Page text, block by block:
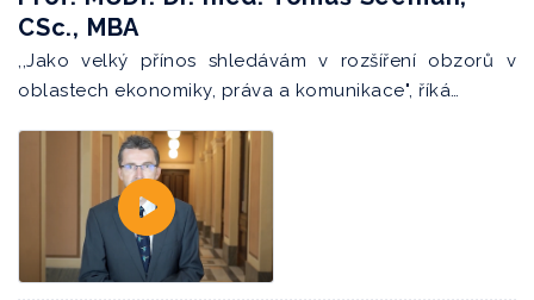
CSc., MBA
,,Jako velký přínos shledávám v rozšíření obzorů v
oblastech ekonomiky, práva a komunikace", říká…